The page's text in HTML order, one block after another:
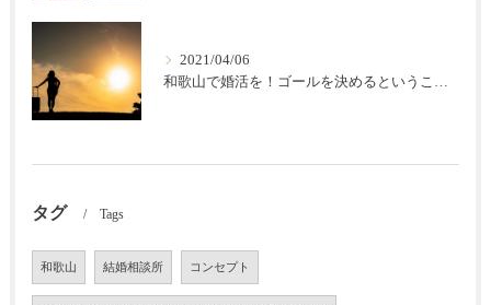
2021/04/06
和歌山で婚活を！ゴールを決めるということ【結の会】
タグ Tags
和歌山 結婚相談所 コンセプト